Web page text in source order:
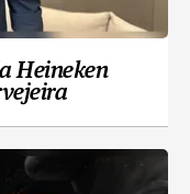
Heineken